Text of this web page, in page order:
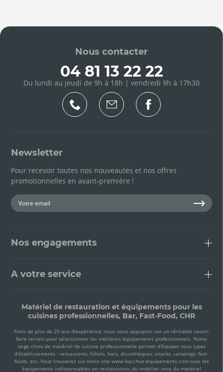
Nous contacter
04 81 13 22 22
Du lundi au jeudi de 9h à 18h | vendredi 9h à 17h30
Newsletter
Pour recevoir toutes nos nouveautés et nos offres
promotionnelles en avant-première !
Nos engagements
A votre service
Matériel de restauration et équipements pour les
cuisines professionnelles, Bar, Fast-Food, CHR
Forts de plus de 20 ans d'expérience, nous nous appuyons sur un véritable savoir-
faire terrain pour sélectionner les meilleurs équipements professionnels. Notre
large choix de matériel de cuisine professionnelle permet d'équiper tous types
d'établissements : restaurants, hôtels, bars, discothèques, snacks, campings, fast-
foods, etc. Vous trouverez sur notre site www.bacchus-equipements.com tous les
équipements indispensables en restauration, du mobilier inox, du matériel